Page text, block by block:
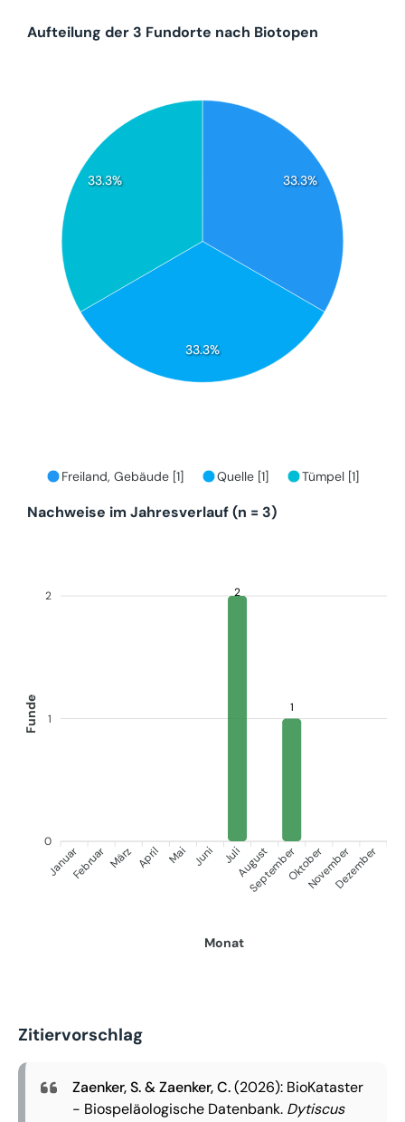
33.3%
33.3%
33.3%
Aufteilung der 3 Fundorte nach Biotopen
Freiland, Gebäude [1] Quelle [1] Tümpel [1]
Nachweise im Jahresverlauf (n = 3)
2
1
0
Funde
2
1
JanuarFebruar März April Mai Juni JuliAugust
SeptemberOktoberNovemberDezember
Monat
Zitiervorschlag
Zaenker, S. & Zaenker, C.(2026): BioKataster
- Biospeläologische Datenbank. Dytiscus